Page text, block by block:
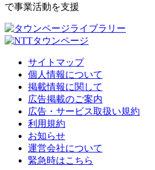
で事業活動を支援
サイトマップ
個人情報について
掲載情報に関して
広告掲載のご案内
広告・サービス取扱い規約
利用規約
お知らせ
運営会社について
緊急時はこちら